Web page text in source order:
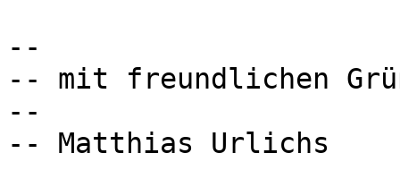
--
-- mit freundlichen
--
-- Matthias Urlichs